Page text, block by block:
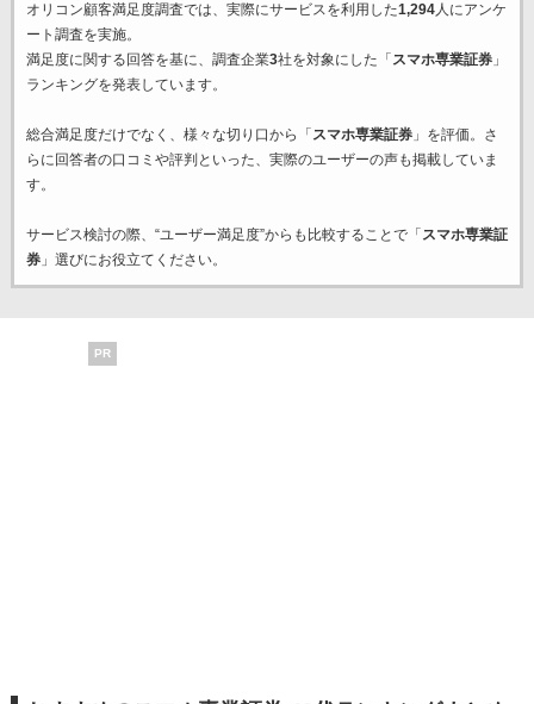
オリコン顧客満足度調査では、実際にサービスを利用した1,294人にアンケ
ート調査を実施。
満足度に関する回答を基に、調査企業3社を対象にした「 スマホ専業証券」
ランキングを発表しています。
総合満足度だけでなく、様々な切り口から「 スマホ専業証券」を評価。さ
らに回答者の口コミや評判といった、実際のユーザーの声も掲載していま
す。
サービス検討の際、“ユーザー満足度”からも比較することで「 スマホ専業証
券」選びにお役立てください。
PR